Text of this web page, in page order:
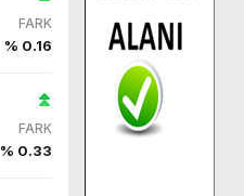
FARK
% 0.16
FARK
% 0.33